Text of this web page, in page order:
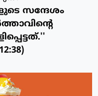
സന്ദേശം